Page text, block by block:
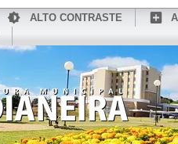
ALTO CONTRASTE